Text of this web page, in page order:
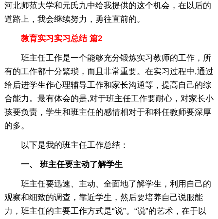
河北师范大学和元氏九中给我提供的这个机会，在以后的
道路上，我会继续努力，勇往直前的。
教育实习实习总结 篇2
班主任工作是一个能够充分锻炼实习教师的工作，所
有的工作都十分繁琐，而且非常重要。在实习过程中,通过
给后进学生作心理辅导工作和家长沟通等，提高自己的综
合能力。最有体会的是,对于班主任工作要耐心，对家长小
孩要负责，学生和班主任的感情相对于和科任教师要深厚
的多。
以下是我的班主任工作总结：
一、 班主任要主动了解学生
班主任要迅速、主动、全面地了解学生，利用自己的
观察和细致的调查，靠近学生，然后要培养自己说服能
力，班主任的主要工作方式是“说”。“说”的艺术，在于以